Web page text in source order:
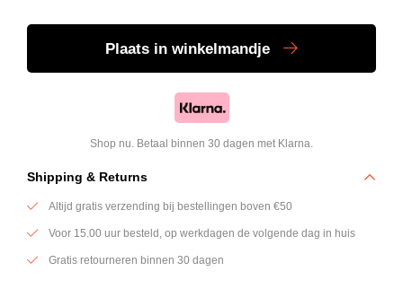
Plaats in winkelmandje
Shop nu. Betaal binnen 30 dagen met Klarna.
Shipping & Returns
Altijd gratis verzending bij bestellingen boven €50
Voor 15.00 uur besteld, op werkdagen de volgende dag in huis
Gratis retourneren binnen 30 dagen